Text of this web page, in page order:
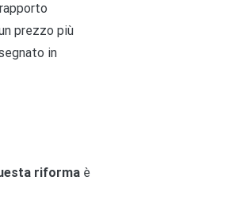
prezzo più
in
riforma è